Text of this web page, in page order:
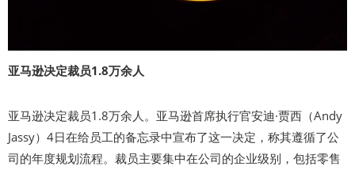
亚马逊决定裁员1.8万余人
亚马逊决定裁员1.8万余人。亚马逊首席执行官安迪·贾西（Andy
Jassy）4日在给员工的备忘录中宣布了这一决定，称其遵循了公
司的年度规划流程。裁员主要集中在公司的企业级别，包括零售